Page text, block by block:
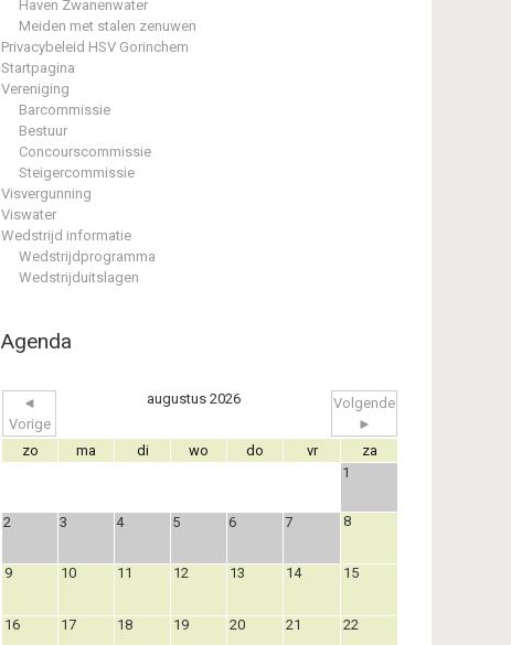
Haven Zwanenwater
Meiden met stalen zenuwen
Privacybeleid HSV Gorinchem
Startpagina
Vereniging
Barcommissie
Bestuur
Concourscommissie
Steigercommissie
Visvergunning
Viswater
Wedstrijd informatie
Wedstrijdprogramma
Wedstrijduitslagen
Agenda
◄
Vorige
augustus 2026
Volgende
►
zo
ma di wo do vr
za
1
2 3 4 5 6 7 8
9 10 11 12 13 14 15
16 17 18 19 20 21 22